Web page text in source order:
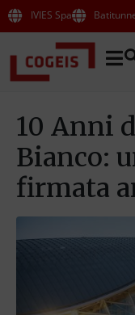
IVIES Spa
10 Anni
Bianco:
firmata